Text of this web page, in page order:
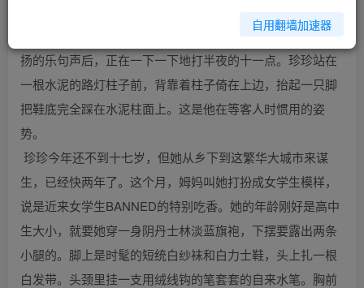
这是一条在林森中路背后的小街。可以听得见海关的钟在悠
扬的乐句声后，正在一下一下地打半夜的十一点。珍珍站在
一根水泥的路灯柱子前，背靠着柱子倚在上边，抬起一只脚
把鞋底完全踩在水泥柱面上。这是他在等客人时惯用的姿
势。
珍珍今年还不到十七岁，但她从乡下到这繁华大城市来谋
生，已经快两年了。这个月，姆妈叫她打扮成女学生模样，
说是近来女学生BANNED的特别吃香。她的年龄刚好是高中
生大小，就要她穿一身阴丹士林淡蓝旗袍，下摆要露出两条
小腿的。脚上是时髦的短统白纱袜和白力士鞋，头上扎一根
白发带。头颈里挂一支用绒线钩的笔套套的自来水笔。胸前
自用翻墙加速器